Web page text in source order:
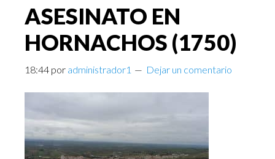
ASESINATO EN
HORNACHOS (1750)
18:44 por administrador1 Dejar un comentario